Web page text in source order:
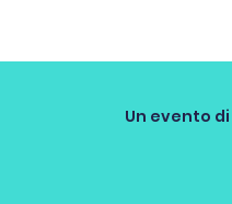
Un evento di